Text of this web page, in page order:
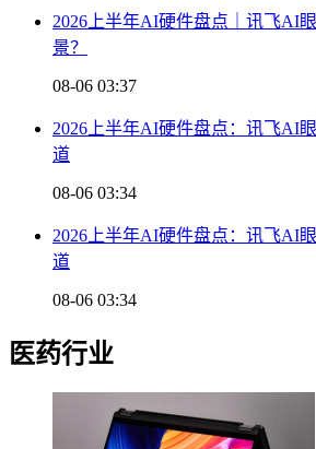
2026上半年AI硬件盘点｜讯飞AI
景？
08-06 03:37
2026上半年AI硬件盘点：讯飞AI
道
08-06 03:34
2026上半年AI硬件盘点：讯飞AI
道
08-06 03:34
医药行业